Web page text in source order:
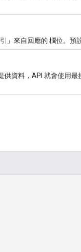
」來自回應的 欄位。預
資料，API 就會使用最